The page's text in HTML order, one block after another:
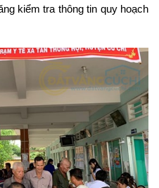
kiểm tra thông tin quy hoạch